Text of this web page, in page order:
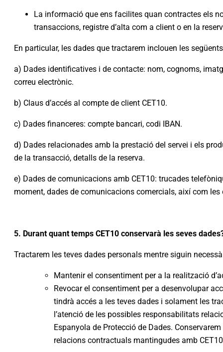
La informació que ens facilites quan contractes els
transaccions, registre d’alta com a client o en la
En particular, les dades que tractarem inclouen les
a) Dades identificatives i de contacte: nom, cognoms,
correu electrònic.
b) Claus d’accés al compte de client CET10.
c) Dades financeres: compte bancari, codi IBAN.
d) Dades relacionades amb la prestació del servei i els
de la transacció, detalls de la reserva.
e) Dades de comunicacions amb CET10: trucades
moment, dades de comunicacions comercials, així com
5. Durant quant temps CET10 conservarà les seves
Tractarem les teves dades personals mentre siguin
Mantenir el consentiment per a la realització
Revocar el consentiment per a desenvolupar
tindrà accés a les teves dades i solament les
l’atenció de les possibles responsabilitats
Espanyola de Protecció de Dades.
relacions contractuals mantingudes amb